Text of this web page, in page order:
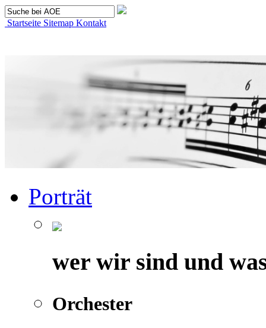
Startseite Sitemap Kontakt
Porträt
wer wir sind und
Orchester